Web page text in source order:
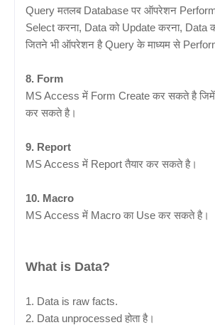
Query मतलब Database पर ऑपरेशन
Select करना, Data को Update करना, Data
जितने भी ऑपरेशन है Query के माध्यम से
8. Form
MS Access में Form Create कर सकते है
कर सकते है।
9. Report
MS Access में Report तैयार कर सकते है।
10. Macro
MS Access में Macro का Use कर सकते है।
What is Data?
1. Data is raw facts.
2. Data unprocessed होता है।